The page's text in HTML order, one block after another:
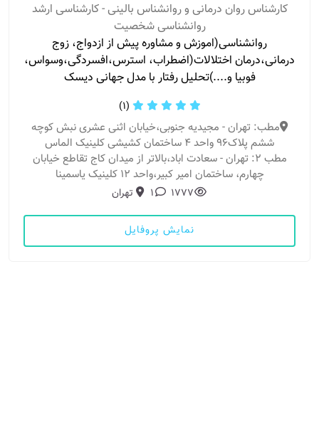
کارشناس روان درمانی و روانشناس بالینی - کارشناسی ارشد
روانشناسی شخصیت
روانشناسی(اموزش و مشاوره پیش از ازدواج، زوج
درمانی،درمان اختلالات‌(اضطراب‌، استرس،افسردگی،وسواس،
فوبیا و....)تحلیل رفتار با مدل جهانی دیسک
(1)
مطب: تهران - مجیدیه جنوبی،خیابان اثنی عشری نبش کوچه
ششم پلاک96 واحد 4 ساختمان کشیشی کلینیک الماس
مطب 2: تهران - سعادت اباد،بالاتر از میدان کاج تقاطع خیابان
چهارم، ساختمان امیر کبیر،واحد 12 کلینیک یاسمینا
1777
1 تهران
نمایش پروفایل